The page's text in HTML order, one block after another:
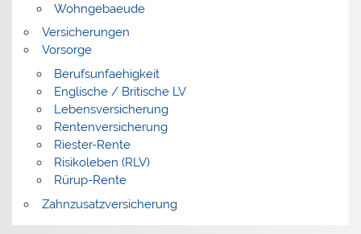
Wohngebaeude
Versicherungen
Vorsorge
Berufsunfaehigkeit
Englische / Britische LV
Lebensversicherung
Rentenversicherung
Riester-Rente
Risikoleben (RLV)
Rürup-Rente
Zahnzusatzversicherung